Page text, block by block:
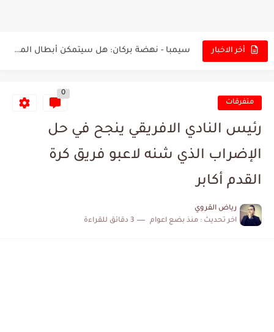
أخر الاخبار سيمبا - نهضة بركان: هل سيتمكن أبطال المغرب من الحفاظ...
البرنامج الكامل لنهائي البطولة بين الاتحاد المنستيري والنادي الإفريقي
كابتن مانشستر يونايتد يدعم حنبعل المجبري
متفرقات
0
رئيس النادي الافريقي ينجح في حل
الإضراب الذي شنه لاعبو فريق كرة
القدم أكابر
رياض القروي
اخر تحديث : منذ بضع اعوام 3 دقائق للقراءة